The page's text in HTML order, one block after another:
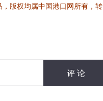
版权均属中国港口网所有，转